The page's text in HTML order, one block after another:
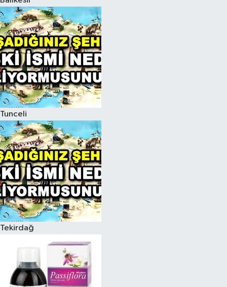
Tunceli
Tekirdağ